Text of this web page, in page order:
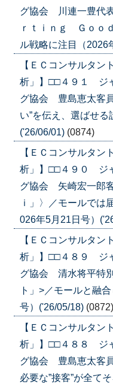
グ協会 川連一豊代
ｒｔｉｎｇ Ｇｏｏ
ル戦略に注目（2026
【ＥＣコンサルタン
析」】□□４９１ ジ
グ協会 豊島恵太客
い”を伝え、選ばせる
('26/06/01) (0874)
【ＥＣコンサルタン
析」】□□４９０ ジ
グ協会 矢崎宏一郎
ｉ」〉／モールでは
026年5月21日号）
【ＥＣコンサルタン
析」】□□４８９ ジ
グ協会 清水将平特
ト」>／モールと融
号）('26/05/18) (0872)
【ＥＣコンサルタン
析」】□□４８８ ジ
グ協会 豊島恵太客
必要な”接客”が全て